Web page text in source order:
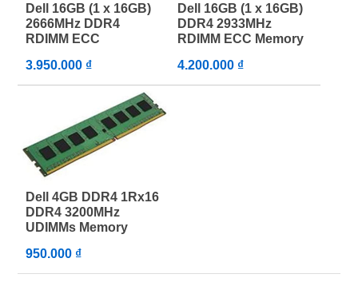
Dell 16GB (1 x 16GB)
2666MHz DDR4
RDIMM ECC
3.950.000 ₫
Dell 16GB (1 x 16GB)
DDR4 2933MHz
RDIMM ECC Memory
4.200.000 ₫
Dell 4GB DDR4 1Rx16
DDR4 3200MHz
UDIMMs Memory
950.000 ₫